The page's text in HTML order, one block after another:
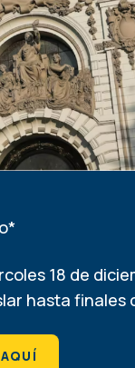
18 de
hasta finales